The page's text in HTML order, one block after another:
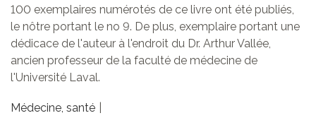
100 exemplaires numérotés de ce livre ont été publiés,
le nôtre portant le no 9. De plus, exemplaire portant une
dédicace de l'auteur à l'endroit du Dr. Arthur Vallée,
ancien professeur de la faculté de médecine de
l'Université Laval.
Médecine, santé